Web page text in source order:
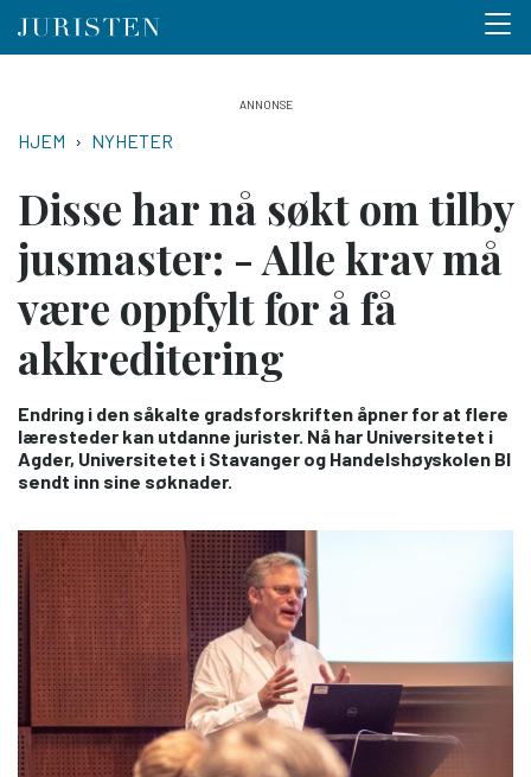
hovedinnhold
Menu
NAVIGASJONSSTI
HJEM NYHETER
Disse har nå søkt om tilby
jusmaster: - Alle krav må
være oppfylt for å få
akkreditering
Endring i den såkalte gradsforskriften åpner for at flere
læresteder kan utdanne jurister. Nå har Universitetet i
Agder, Universitetet i Stavanger og Handelshøyskolen BI
sendt inn sine søknader.